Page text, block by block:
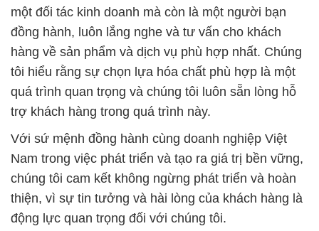
một đối tác kinh doanh mà còn là một người bạn
đồng hành, luôn lắng nghe và tư vấn cho khách
hàng về sản phẩm và dịch vụ phù hợp nhất. Chúng
tôi hiểu rằng sự chọn lựa hóa chất phù hợp là một
quá trình quan trọng và chúng tôi luôn sẵn lòng hỗ
trợ khách hàng trong quá trình này.
Với sứ mệnh đồng hành cùng doanh nghiệp Việt
Nam trong việc phát triển và tạo ra giá trị bền vững,
chúng tôi cam kết không ngừng phát triển và hoàn
thiện, vì sự tin tưởng và hài lòng của khách hàng là
động lực quan trọng đối với chúng tôi.